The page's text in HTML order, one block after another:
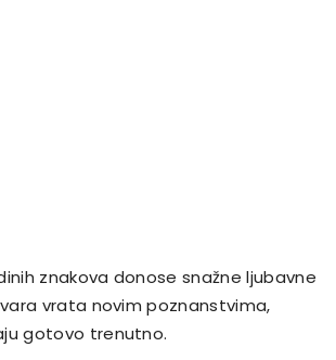
znakova donose snažne ljubavne
vrata novim poznanstvima,
gotovo trenutno.